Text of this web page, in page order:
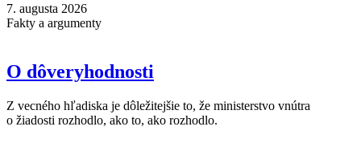
7. augusta 2026
Fakty a argumenty
O dôveryhodnosti
Z vecného hľadiska je dôležitejšie to, že ministerstvo vnútra
o žiadosti rozhodlo, ako to, ako rozhodlo.